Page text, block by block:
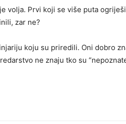
volja. Prvi koji se više puta
zar ne?
koju su priredili. Oni dobro
ne znaju tko su